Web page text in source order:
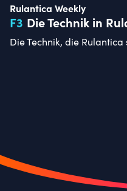
Rulantica Weekly
F3 Die Technik in
Die Technik, die